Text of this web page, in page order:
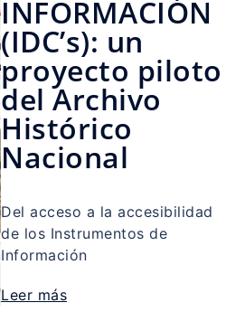
INFORMACIÓN
(IDC’s): un
proyecto piloto
del Archivo
Histórico
Nacional
Del acceso a la accesibilidad
de los Instrumentos de
Información
Leer más